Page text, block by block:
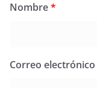
Nombre*
Correo electrónico